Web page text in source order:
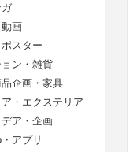
画
スター
ン・雑貨
企画・家具
・エクステリア
ア・企画
アプリ